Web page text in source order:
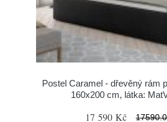
Postel Caramel - dřevěný rám
160x200 cm, látka:
17 590 Kč